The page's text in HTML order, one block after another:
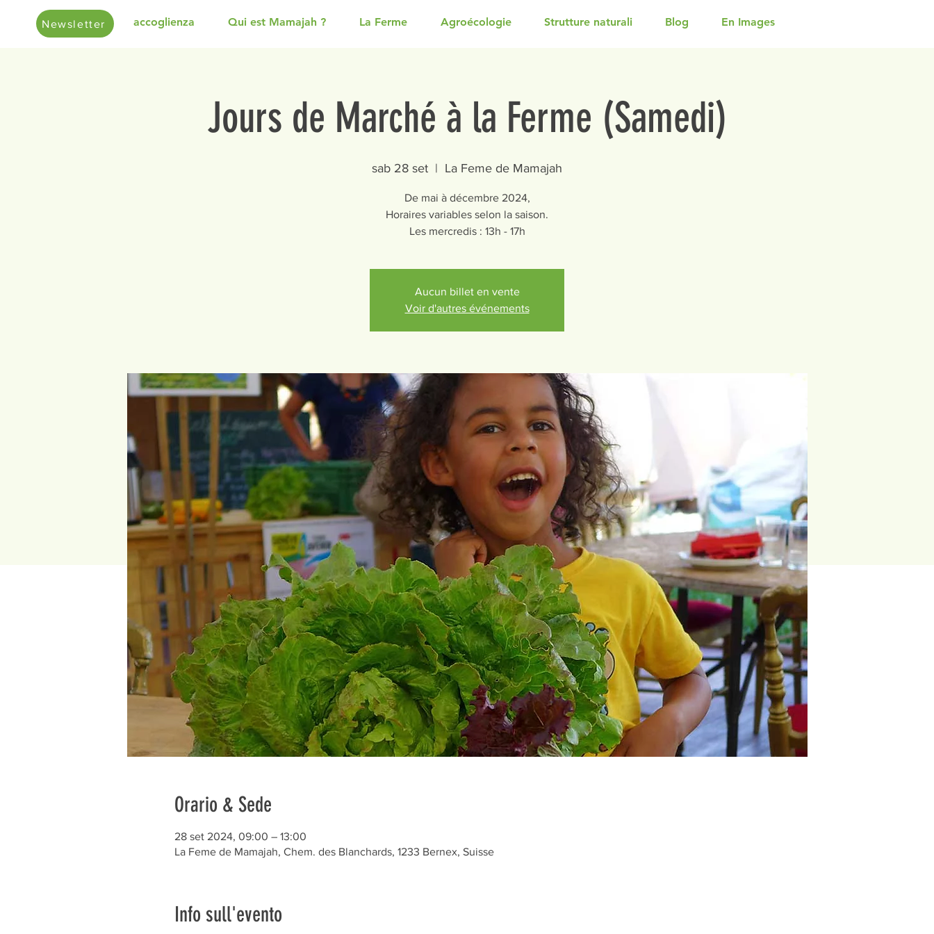
Newsletter accoglienza Qui est Mamajah ? La Ferme Agroécologie Strutture naturali Blog En Images
Jours de Marché à la Ferme (Samedi)
sab 28 set
  |
La Feme de Mamajah
De mai à décembre 2024,
Horaires variables selon la saison.
Les mercredis : 13h - 17h
Aucun billet en vente
Voir d'autres événements
Orario & Sede
28 set 2024, 09:00 – 13:00
La Feme de Mamajah, Chem. des Blanchards, 1233 Bernex, Suisse
Info sull'evento